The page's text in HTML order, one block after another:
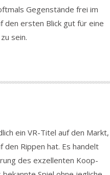
Gegenstände frei im
den ersten Blick gut für eine
sein.
ein VR-Titel auf den Markt,
den Rippen hat. Es handelt
des exzellenten Koop-